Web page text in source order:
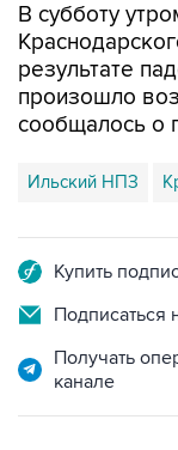
В субботу
результате
произошло
сообщалось о
Ильский НПЗ
Купить
Подписаться
Получать
канале